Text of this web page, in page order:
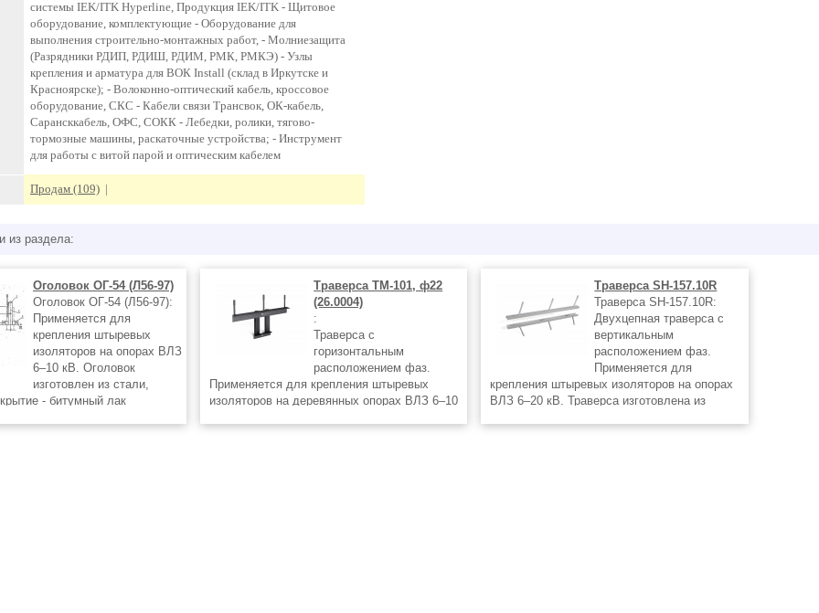
системы IEK/ITK Hyperline, Продукция IEK/ITK - Щитовое
оборудование, комплектующие - Оборудование для
выполнения строительно-монтажных работ, - Молниезащита
(Разрядники РДИП, РДИШ, РДИМ, РМК, РМКЭ) - Узлы
крепления и арматура для ВОК Install (склад в Иркутске и
Красноярске); - Волоконно-оптический кабель, кроссовое
оборудование, СКС - Кабели связи Трансвок, ОК-кабель,
Сарансккабель, ОФС, СОКК - Лебедки, ролики, тягово-
тормозные машины, раскаточные устройства; - Инструмент
для работы с витой парой и оптическим кабелем
Продам (109) |
из раздела:
Оголовок ОГ-54 (Л56-97)
Оголовок ОГ-54 (Л56-97):
Применяется для
крепления штыревых
изоляторов на опорах ВЛЗ
6–10 кВ. Оголовок
изготовлен из стали,
- битумный лак
Траверса ТМ-101, ф22
(26.0004)
:
Траверса с
горизонтальным
расположением фаз.
Применяется для крепления штыревых
изоляторов на деревянных опорах ВЛЗ 6–10
Траверса SH-157.10R
Траверса SH-157.10R:
Двухцепная траверса с
вертикальным
расположением фаз.
Применяется для
крепления штыревых изоляторов на опорах
ВЛЗ 6–20 кВ. Траверса изготовлена из